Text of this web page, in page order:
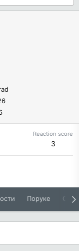
Reaction score
3
Поруке O